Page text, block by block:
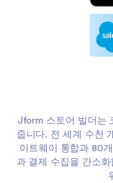
Jform 스토어 빌더는
줍니다. 전 세계 수천
이트웨이 통합과 80
과 결제 수집을 간소